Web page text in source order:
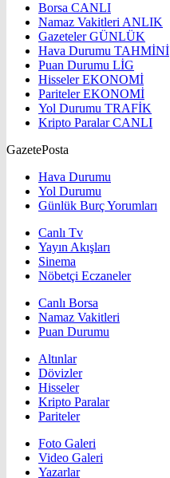
Borsa CANLI
Namaz Vakitleri ANLIK
GazetelerGÜNLÜK
Hava Durumu TAHMİNİ
Puan Durumu LİG
HisselerEKONOMİ
ParitelerEKONOMİ
Yol Durumu TRAFİK
Kripto ParalarCANLI
GazetePosta
Hava Durumu
Yol Durumu
Günlük Burç Yorumları
Canlı Tv
Yayın Akışları
Sinema
Nöbetçi Eczaneler
Canlı Borsa
Namaz Vakitleri
Puan Durumu
Altınlar
Dövizler
Hisseler
Kripto Paralar
Pariteler
Foto Galeri
Video Galeri
Yazarlar